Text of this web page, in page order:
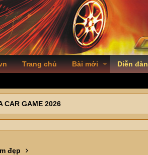
Trang chủ Bài mới Diễn đàn
CAR GAME 2026
đẹp